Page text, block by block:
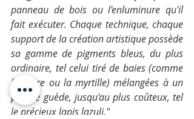
panneau de bois ou l'enluminure qu'il
fait exécuter. Chaque technique, chaque
support de la création artistique possède
sa gamme de pigments bleus, du plus
ordinaire, tel celui tiré de baies (comme
la mûre ou la myrtille) mélangées à un
peu de guède, jusqu'au plus coûteux, tel
le précieux lapis lazuli."